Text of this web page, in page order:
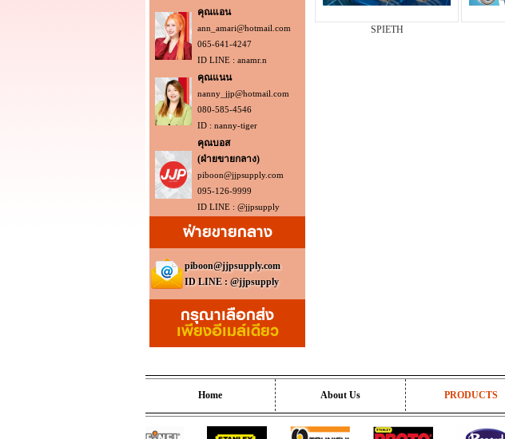
คุณแอน
ann_amari@hotmail.com
065-641-4247
ID LINE : anamr.n
คุณแนน
nanny_jjp@hotmail.com
080-585-4546
ID : nanny-tiger
คุณบอส
(ฝ่ายขายกลาง)
piboon@jjpsupply.com
095-126-9999
ID LINE : @jjpsupply
ฝ่ายขายกลาง
piboon@jjpsupply.com
ID LINE : @jjpsupply
กรุณาเลือกส่ง
เพียงอีเมล์เดียว
SPIETH
Home About Us PRODUCTS